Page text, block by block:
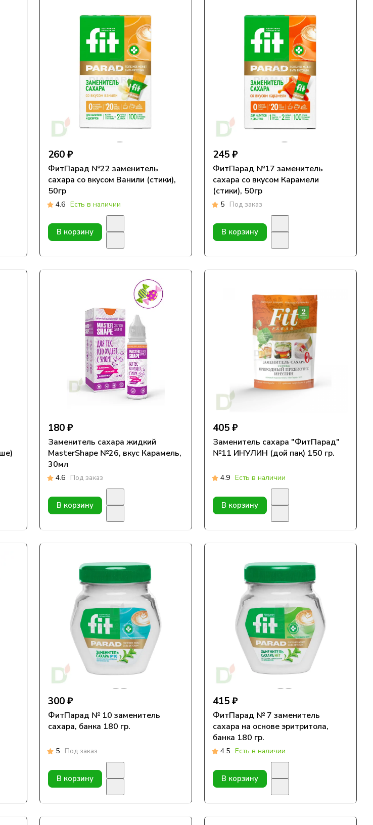
260 ₽
ФитПарад №22 заменитель
сахара со вкусом Ванили (стики),
50гр
4.6 Есть в наличии
В корзину
245 ₽
ФитПарад №17 заменитель
сахара со вкусом Карамели
(стики), 50гр
5 Под заказ
В корзину
180 ₽
Заменитель сахара жидкий
MasterShape №26, вкус Карамель,
30мл
4.6 Под заказ
В корзину
405 ₽
Заменитель сахара "ФитПарад"
№11 ИНУЛИН (дой пак) 150 гр.
4.9 Есть в наличии
В корзину
300 ₽
ФитПарад № 10 заменитель
сахара, банка 180 гр.
5 Под заказ
В корзину
415 ₽
ФитПарад № 7 заменитель
сахара на основе эритритола,
банка 180 гр.
4.5 Есть в наличии
В корзину